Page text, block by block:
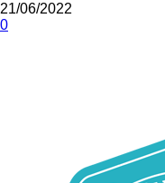
21/06/2022
0